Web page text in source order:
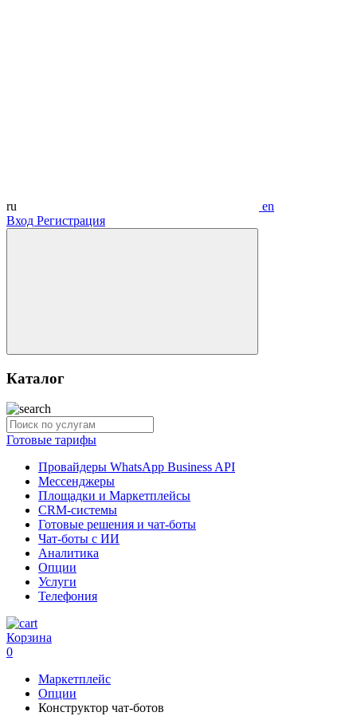
ru
en
Вход Регистрация
Каталог
Готовые тарифы
Провайдеры WhatsApp Business API
Мессенджеры
Площадки и Маркетплейсы
CRM-системы
Готовые решения и чат-боты
Чат-боты с ИИ
Аналитика
Опции
Услуги
Телефония
Корзина
0
Маркетплейс
Опции
Конструктор чат-ботов